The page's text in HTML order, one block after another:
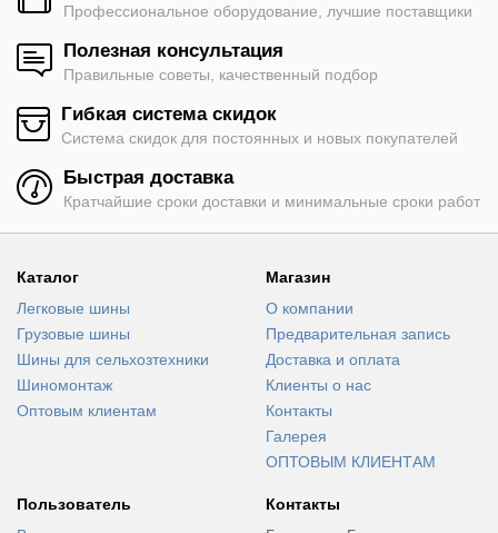
Профессиональное оборудование, лучшие поставщики
Полезная консультация
Правильные советы, качественный подбор
Гибкая система скидок
Система скидок для постоянных и новых покупателей
Быстрая доставка
Кратчайшие сроки доставки и минимальные сроки работ
Каталог
Легковые шины
Грузовые шины
Шины для сельхозтехники
Шиномонтаж
Оптовым клиентам
Магазин
О компании
Предварительная запись
Доставка и оплата
Клиенты о нас
Контакты
Галерея
ОПТОВЫМ КЛИЕНТАМ
Пользователь
Контакты